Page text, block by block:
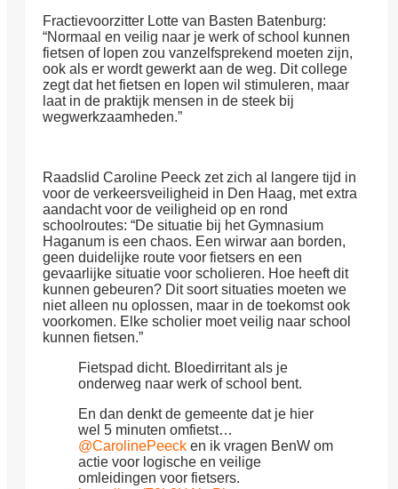
Fractievoorzitter Lotte van Basten Batenburg:
“Normaal en veilig naar je werk of school kunnen
fietsen of lopen zou vanzelfsprekend moeten zijn,
ook als er wordt gewerkt aan de weg. Dit college
zegt dat het fietsen en lopen wil stimuleren, maar
laat in de praktijk mensen in de steek bij
wegwerkzaamheden.”
Raadslid Caroline Peeck zet zich al langere tijd in
voor de verkeersveiligheid in Den Haag, met extra
aandacht voor de veiligheid op en rond
schoolroutes: “De situatie bij het Gymnasium
Haganum is een chaos. Een wirwar aan borden,
geen duidelijke route voor fietsers en een
gevaarlijke situatie voor scholieren. Hoe heeft dit
kunnen gebeuren? Dit soort situaties moeten we
niet alleen nu oplossen, maar in de toekomst ook
voorkomen. Elke scholier moet veilig naar school
kunnen fietsen.”
Fietspad dicht. Bloedirritant als je
onderweg naar werk of school bent.
En dan denkt de gemeente dat je hier
wel 5 minuten omfietst…
@CarolinePeeck en ik vragen BenW om
actie voor logische en veilige
omleidingen voor fietsers.